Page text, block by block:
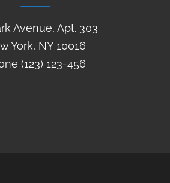
Avenue, Apt. 303
York, NY 10016
(123) 123-456